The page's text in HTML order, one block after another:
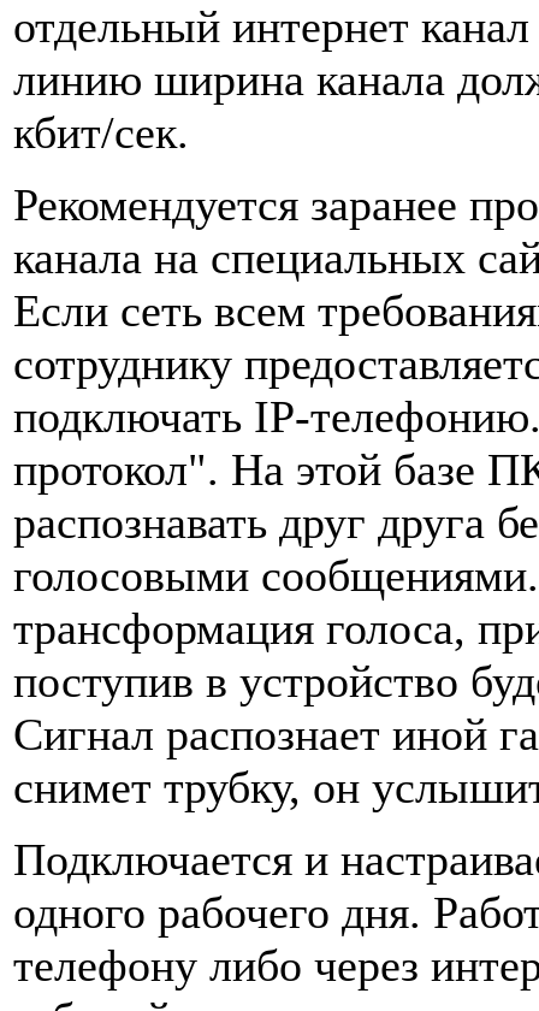
отдельный интернет
линию ширина канала
кбит/сек.
Рекомендуется заранее
канала на специальных
Если сеть всем
сотруднику
подключать IP-
протокол". На этой базе
распознавать друг друга
голосовыми
трансформация голоса,
поступив в устройство
Сигнал распознает иной
снимет трубку, он
Подключается и
одного рабочего дня.
телефону либо через